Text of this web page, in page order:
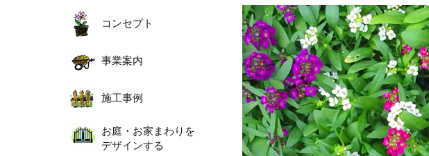
コンセプト
事業案内
施工事例
お庭・お家まわりを
デザインする